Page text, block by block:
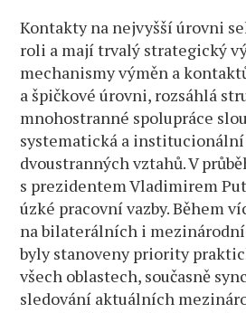
Kontakty na nejvyšší úrovni
roli a mají trvalý strategický
mechanismy výměn a
a špičkové úrovni, rozsáhlá
mnohostranné spolupráce
systematická a institucionální
dvoustranných vztahů. V
s prezidentem Vladimirem
úzké pracovní vazby. Během
na bilaterálních i
byly stanoveny priority
všech oblastech, současně
sledování aktuálních